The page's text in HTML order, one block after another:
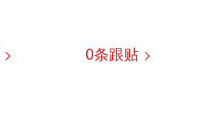
0条跟贴